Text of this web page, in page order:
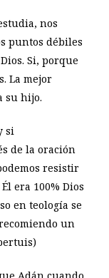
nos
puntos débiles
Si, porque
La mejor
su hijo.
si
de la oración
resistir
era 100% Dios
en teología se
un